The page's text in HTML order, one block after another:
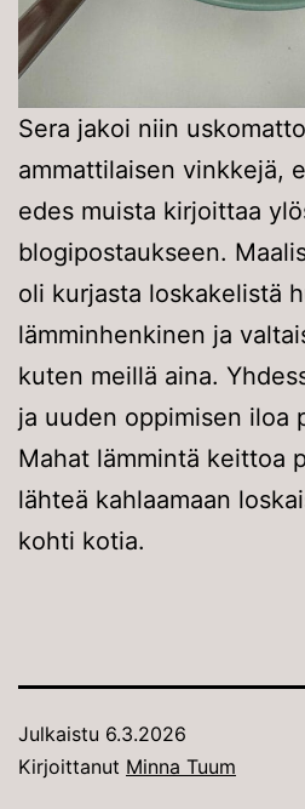
Sera jakoi niin
ammattilaisen vinkkejä,
edes muista kirjoittaa
blogipostaukseen.
oli kurjasta loskakelistä
lämminhenkinen ja
kuten meillä aina.
ja uuden oppimisen iloa
Mahat lämmintä keittoa
lähteä kahlaamaan
kohti kotia.
Julkaistu 6.3.2026
Kirjoittanut Minna Tuum